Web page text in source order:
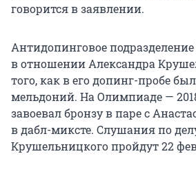
говорится в заявлении.
Антидопинговое
в отношении Александра
того, как в его допинг-пробе
мельдоний. На Олимпиаде —
завоевал бронзу в паре с
в дабл-миксте. Слушания по
Крушельницкого пройдут 22